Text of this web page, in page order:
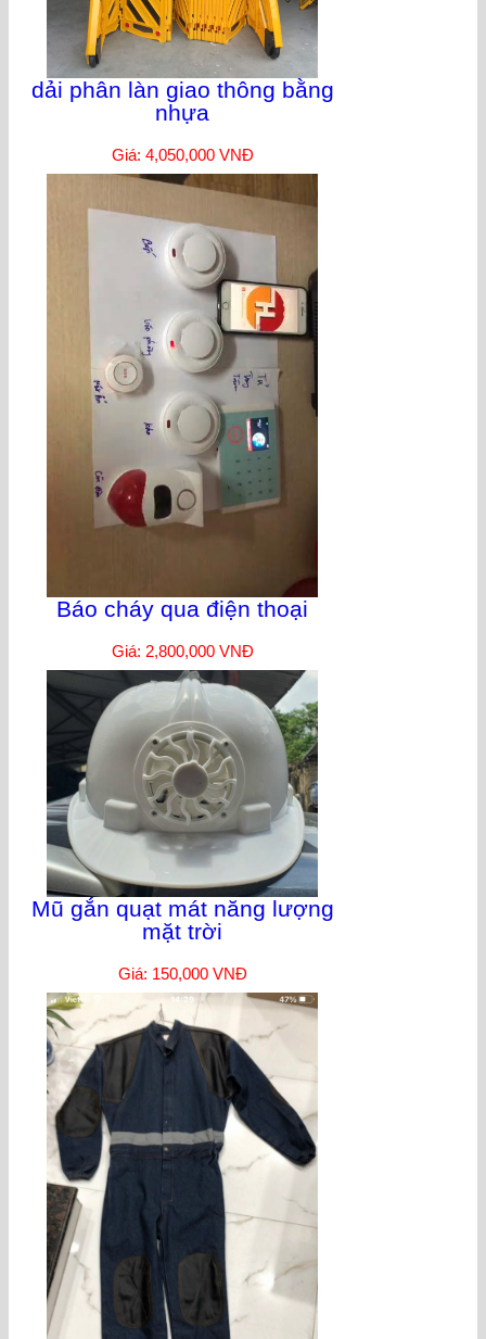
dải phân làn giao thông bằng
nhựa
Giá: 4,050,000 VNĐ
Báo cháy qua điện thoại
Giá: 2,800,000 VNĐ
Mũ gắn quạt mát năng lượng
mặt trời
Giá: 150,000 VNĐ